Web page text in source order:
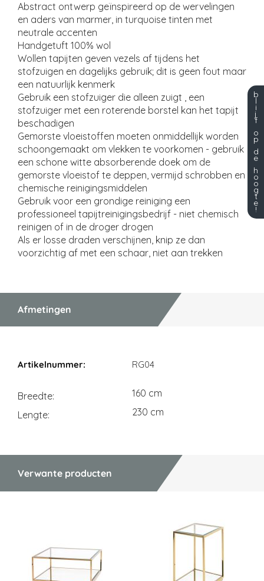
Abstract ontwerp geïnspireerd op de wervelingen
en aders van marmer, in turquoise tinten met
neutrale accenten
Handgetuft 100% wol
Wollen tapijten geven vezels af tijdens het
stofzuigen en dagelijks gebruik; dit is geen fout maar
een natuurlijk kenmerk
Gebruik een stofzuiger die alleen zuigt , een
stofzuiger met een roterende borstel kan het tapijt
beschadigen
Gemorste vloeistoffen moeten onmiddellijk worden
schoongemaakt om vlekken te voorkomen - gebruik
een schone witte absorberende doek om de
gemorste vloeistof te deppen, vermijd schrobben en
chemische reinigingsmiddelen
Gebruik voor een grondige reiniging een
professioneel tapijtreinigingsbedrijf - niet chemisch
reinigen of in de droger drogen
Als er losse draden verschijnen, knip ze dan
voorzichtig af met een schaar, niet aan trekken
Afmetingen
RG04
Breedte
160 cm
Lengte
230 cm
Verwante producten
b
l
i
j
f
o
p
d
e
h
o
o
g
t
e
!